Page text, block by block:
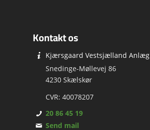
Kontakt os
Kjærsgaard Vestsjælland Anlæg
Snedinge-Møllevej 86
4230 Skælskør
CVR: 40078207
20 86 45 19
Send mail